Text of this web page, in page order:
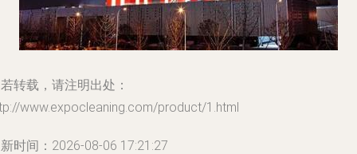
转载，请注明出处：
www.expocleaning.com/product/1.html
时间：2026-08-06 17:21:27